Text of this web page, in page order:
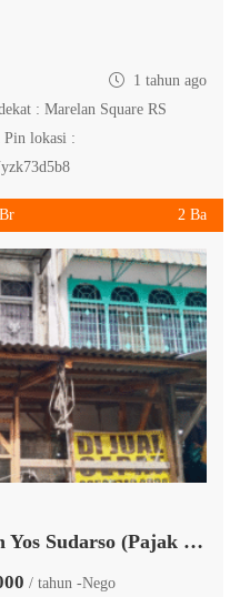
1 tahun ago
: Marelan Square RS
Pin lokasi :
2 Ba
Ruko Termurah di Brayan Yos Sudarso (Pajak Mayor)
/ tahun -Nego